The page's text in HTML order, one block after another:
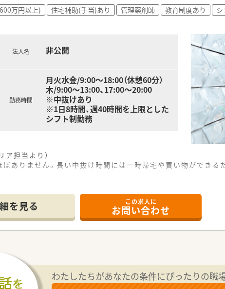
万円以上) 住宅補助(手当)あり 管理薬剤師 教育制度あり シ
法人名 非公開
勤務時間
月火水金/9:00～18:00（休憩60分）
木/9:00～13:00、17:00～20:00
※中抜けあり
※1日8時間、週40時間を上限とした
シフト制勤務
担当より）
ありません。長い中抜け時間には一時帰宅や買い物ができる
の場所に位置しており、京都市内では希少な車通勤も認められ
40枚応需しており、ドクターとの関係性も非常に良好な店舗
っていないため、外来の患者様への対応へ集中できる環境で
管理薬剤師として店舗を支えながら長く勤務できる方を急募し
い方も歓迎しており、周囲と協力しながら成長できる方を求め
関係を大切にしながら、腰を据えて働きたい方に適した環境で
を見る この求人に
お問い合わせ
わたしたちがあなたの条件にぴったりの職